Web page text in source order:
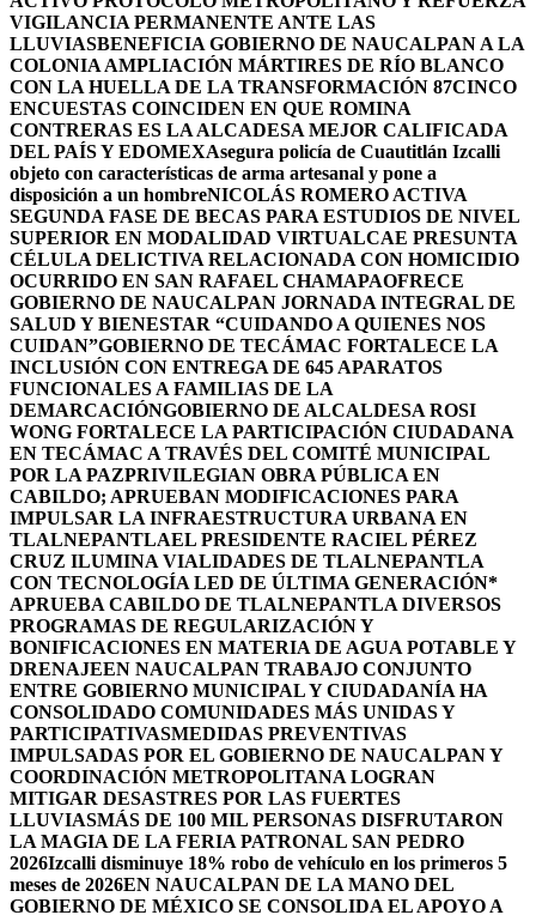
VIGILANCIA PERMANENTE ANTE LAS
LLUVIASBENEFICIA GOBIERNO DE NAUCALPAN A LA
COLONIA AMPLIACIÓN MÁRTIRES DE RÍO BLANCO
CON LA HUELLA DE LA TRANSFORMACIÓN 87CINCO
ENCUESTAS COINCIDEN EN QUE ROMINA
CONTRERAS ES LA ALCADESA MEJOR CALIFICADA
DEL PAÍS Y EDOMEXAsegura policía de Cuautitlán Izcalli
objeto con características de arma artesanal y pone a
disposición a un hombreNICOLÁS ROMERO ACTIVA
SEGUNDA FASE DE BECAS PARA ESTUDIOS DE NIVEL
SUPERIOR EN MODALIDAD VIRTUALCAE PRESUNTA
CÉLULA DELICTIVA RELACIONADA CON HOMICIDIO
OCURRIDO EN SAN RAFAEL CHAMAPAOFRECE
GOBIERNO DE NAUCALPAN JORNADA INTEGRAL DE
SALUD Y BIENESTAR “CUIDANDO A QUIENES NOS
CUIDAN”GOBIERNO DE TECÁMAC FORTALECE LA
INCLUSIÓN CON ENTREGA DE 645 APARATOS
FUNCIONALES A FAMILIAS DE LA
DEMARCACIÓNGOBIERNO DE ALCALDESA ROSI
WONG FORTALECE LA PARTICIPACIÓN CIUDADANA
EN TECÁMAC A TRAVÉS DEL COMITÉ MUNICIPAL
POR LA PAZPRIVILEGIAN OBRA PÚBLICA EN
CABILDO; APRUEBAN MODIFICACIONES PARA
IMPULSAR LA INFRAESTRUCTURA URBANA EN
TLALNEPANTLAEL PRESIDENTE RACIEL PÉREZ
CRUZ ILUMINA VIALIDADES DE TLALNEPANTLA
CON TECNOLOGÍA LED DE ÚLTIMA GENERACIÓN*
APRUEBA CABILDO DE TLALNEPANTLA DIVERSOS
PROGRAMAS DE REGULARIZACIÓN Y
BONIFICACIONES EN MATERIA DE AGUA POTABLE Y
DRENAJEEN NAUCALPAN TRABAJO CONJUNTO
ENTRE GOBIERNO MUNICIPAL Y CIUDADANÍA HA
CONSOLIDADO COMUNIDADES MÁS UNIDAS Y
PARTICIPATIVASMEDIDAS PREVENTIVAS
IMPULSADAS POR EL GOBIERNO DE NAUCALPAN Y
COORDINACIÓN METROPOLITANA LOGRAN
MITIGAR DESASTRES POR LAS FUERTES
LLUVIASMÁS DE 100 MIL PERSONAS DISFRUTARON
LA MAGIA DE LA FERIA PATRONAL SAN PEDRO
2026Izcalli disminuye 18% robo de vehículo en los primeros 5
meses de 2026EN NAUCALPAN DE LA MANO DEL
GOBIERNO DE MÉXICO SE CONSOLIDA EL APOYO A